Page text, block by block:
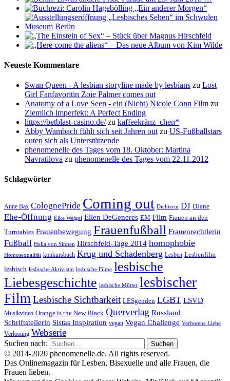
Neueste Kommentare
Swan Queen - A lesbian storyline made by lesbians zu Lost
Girl Fanfavoritin Zoie Palmer comes out
Anatomy of a Love Seen - ein (Nicht) Nicole Conn Film zu
Ziemlich imperfekt: A Perfect Ending
https://betblast-casino.de/zu kaffeekränz_chen*
Abby Wambach fühlt sich seit Jahren out zu US-Fußballstars
outen sich als Unterstützende
phenomenelle des Tages vom 18. Oktober: Martina
Navratilova zu phenomenelle des Tages vom 22.11.2012
Schlagwörter
Anne Bax ColognePride Coming out Dichterin DJ DJane
Ehe-Öffnung Elke Weigel Ellen DeGeneres EM Film Frauen an den
Turntables Frauenbewegung Frauenfußball Frauenrechtlerin
Fußball Hella von Sinnen Hirschfeld-Tage 2014 homophobie
Homosexualität konkursbuch Krug und Schadenberg Lesben Lesbenfilm
lesbisch lesbische Aktivistin lesbische Filme lesbische
Liebesgeschichte lesbische Mütter lesbischer
Film Lesbische Sichtbarkeit LESgenden LGBT LSVD
Musikvideo Orange is the New Black Querverlag Russland
Schriftstellerin Sistas Inspiration vegan Vegan Challenge Verbotene Liebe
Verlosung Webserie
Suchen nach:
© 2014-2020 phenomenelle.de. All rights reserved.
Das Onlinemagazin für Lesben, Bisexuelle und alle Frauen, die
Frauen lieben.